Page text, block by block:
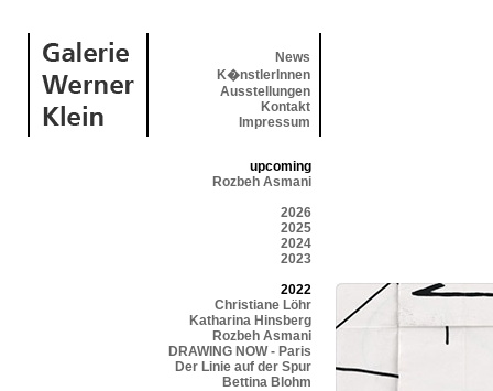
News
K�nstlerInnen
Ausstellungen
Kontakt
Impressum
upcoming
Rozbeh Asmani
2026
2025
2024
2023
2022
Christiane Löhr
Katharina Hinsberg
Rozbeh Asmani
DRAWING NOW - Paris
Der Linie auf der Spur
Bettina Blohm